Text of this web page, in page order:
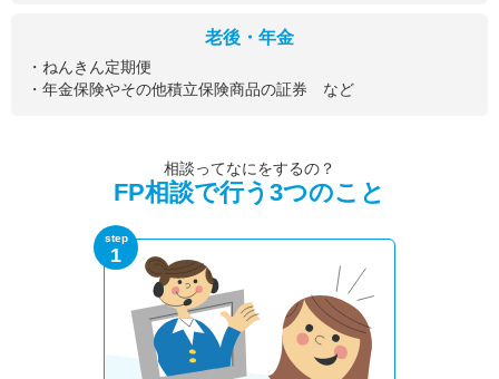
老後・年金
・ねんきん定期便
・年金保険やその他積立保険商品の証券 など
相談ってなにをするの？
FP相談で行う3つのこと
step
1